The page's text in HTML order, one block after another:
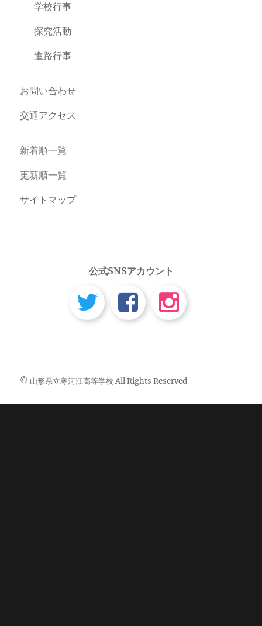
学校行事
探究活動
進路行事
お問い合わせ
交通アクセス
新着順一覧
更新順一覧
サイトマップ
公式SNSアカウント
© 山形県立寒河江高等学校 All Rights Reserved